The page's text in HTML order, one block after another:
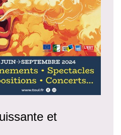
et